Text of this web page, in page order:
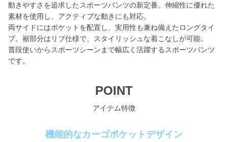
動きやすさを追求したスポーツパンツの新定番。伸縮性に優れた
素材を使用し、アクティブな動きにも対応。
両サイドにはポケットを配置し、実用性も兼ね備えたロングタイ
プ。裾部分はリブ仕様で、スタイリッシュな着こなしが可能。
普段使いからスポーツシーンまで幅広く活躍するスポーツパンツ
です。
POINT
アイテム特徴
機能的なカーゴポケットデザイン